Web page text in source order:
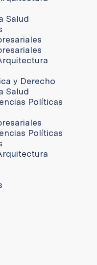
Salud
y Derecho
Salud
Políticas
Políticas